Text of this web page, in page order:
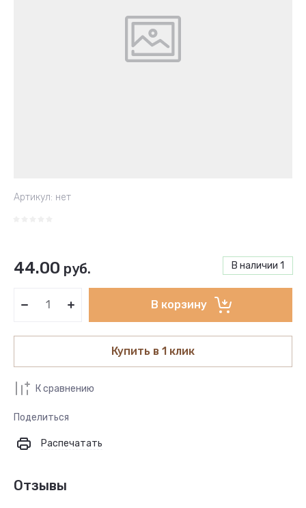
Артикул: нет
В наличии 1
44.00 руб.
В корзину
Купить в 1 клик
К сравнению
Поделиться
Распечатать
Отзывы